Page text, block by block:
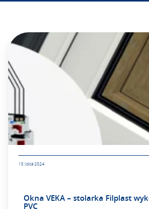
10 lipca 2024
Okna VEKA – stolarka Filplast
PVC